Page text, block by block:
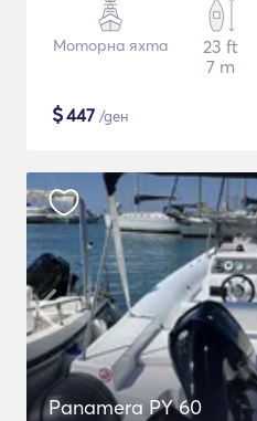
Моторна яхта
23 ft
7 m
$447 /ден
Panamera PY 60